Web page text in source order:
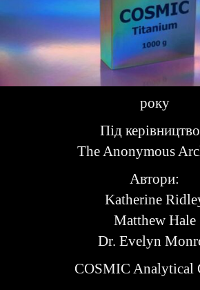
року
Під
The Anonymous
Автори:
Katherine
Matthew Hale
Dr. Evelyn
COSMIC Analytical